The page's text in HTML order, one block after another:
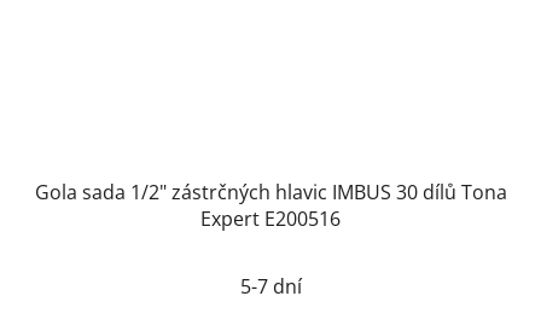
Gola sada 1/2" zástrčných hlavic IMBUS 30 dílů Tona
Expert E200516
5-7 dní